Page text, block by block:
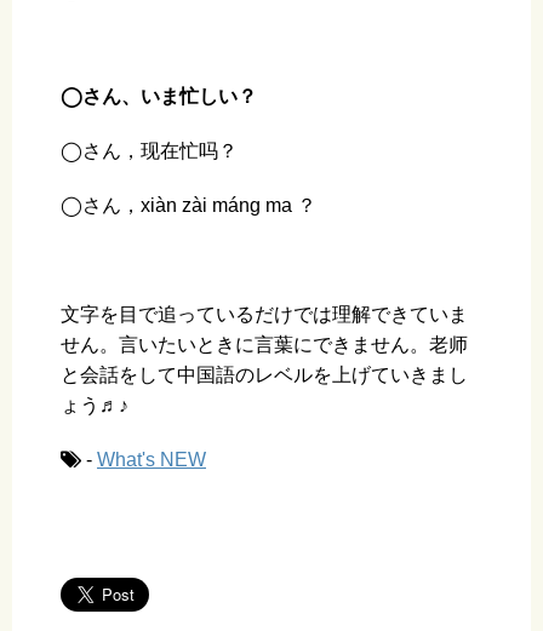
◯さん、いま忙しい？
◯さん，现在忙吗？
◯さん，xiàn zài máng ma ？
文字を目で追っているだけでは理解できていま
せん。言いたいときに言葉にできません。老师
と会話をして中国語のレベルを上げていきまし
ょう♬♪
- What's NEW